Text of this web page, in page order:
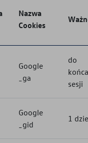
Nazwa
Cookies
Google
_ga
do
końca
sesji
Google
_gid
1